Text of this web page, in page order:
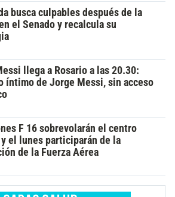
busca culpables después de la
el Senado y recalcula su
llega a Rosario a las 20.30:
íntimo de Jorge Messi, sin acceso
F 16 sobrevolarán el centro
el lunes participarán de la
de la Fuerza Aérea